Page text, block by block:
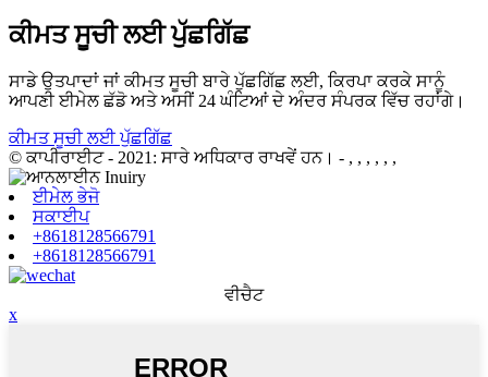
ਕੀਮਤ ਸੂਚੀ ਲਈ ਪੁੱਛਗਿੱਛ
ਸਾਡੇ ਉਤਪਾਦਾਂ ਜਾਂ ਕੀਮਤ ਸੂਚੀ ਬਾਰੇ ਪੁੱਛਗਿੱਛ ਲਈ, ਕਿਰਪਾ ਕਰਕੇ ਸਾਨੂੰ
ਆਪਣੀ ਈਮੇਲ ਛੱਡੋ ਅਤੇ ਅਸੀਂ 24 ਘੰਟਿਆਂ ਦੇ ਅੰਦਰ ਸੰਪਰਕ ਵਿੱਚ ਰਹਾਂਗੇ।
ਕੀਮਤ ਸੂਚੀ ਲਈ ਪੁੱਛਗਿੱਛ
© ਕਾਪੀਰਾਈਟ - 2021: ਸਾਰੇ ਅਧਿਕਾਰ ਰਾਖਵੇਂ ਹਨ। - , , , , , ,
ਈਮੇਲ ਭੇਜੋ
ਸਕਾਈਪ
+8618128566791
+8618128566791
ਵੀਚੈਟ
x